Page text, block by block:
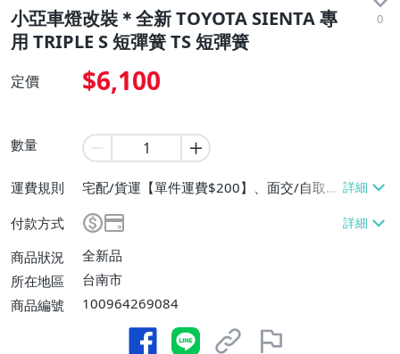
小亞車燈改裝＊全新 TOYOTA SIENTA 專
用 TRIPLE S 短彈簧 TS 短彈簧
0
定價 $6,100
數量
運費規則
宅配/貨運【單件運費$200】、面交/自取/
付款方式
商品狀況
全新品
所在地區
台南市
商品編號
100964269084